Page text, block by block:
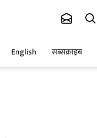
English सब्सक्राइब